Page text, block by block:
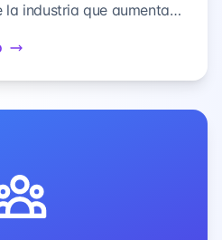
industria que aumentan